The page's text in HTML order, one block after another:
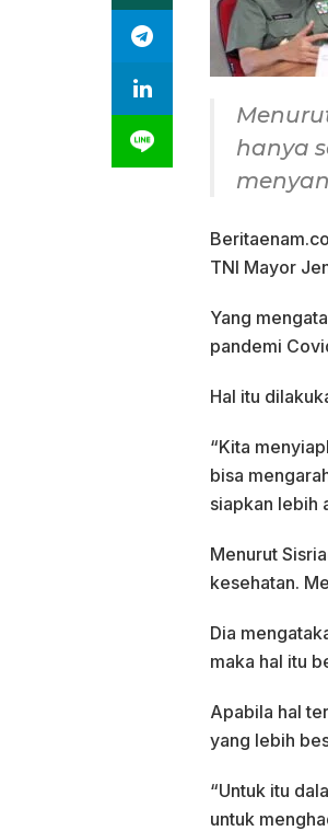
hanya
TNI Mayor
Yang
pandemi
Hal itu
“Kita
bisa
siapkan lebih
Menurut
kesehatan.
Dia
maka hal itu
Apabila hal
yang lebih
“Untuk itu
untuk